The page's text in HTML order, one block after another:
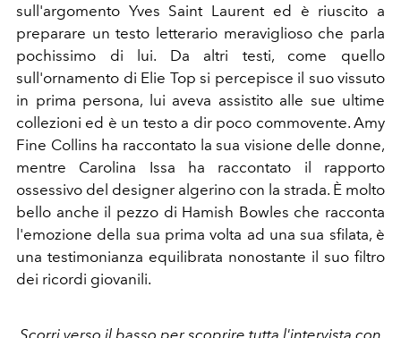
sull'argomento Yves Saint Laurent ed è riuscito a
preparare un testo letterario meraviglioso che parla
pochissimo di lui. Da altri testi, come quello
sull'ornamento di Elie Top si percepisce il suo vissuto
in prima persona, lui aveva assistito alle sue ultime
collezioni ed è un testo a dir poco commovente. Amy
Fine Collins ha raccontato la sua visione delle donne,
mentre Carolina Issa ha raccontato il rapporto
ossessivo del designer algerino con la strada. È molto
bello anche il pezzo di Hamish Bowles che racconta
l'emozione della sua prima volta ad una sua sfilata, è
una testimonianza equilibrata nonostante il suo filtro
dei ricordi giovanili.
Scorri verso il basso per scoprire tutta l'intervista con